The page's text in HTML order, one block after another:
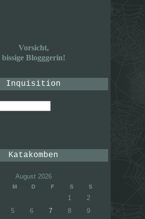
Vorsicht,
bissige Blogggerin!
Inquisition
Katakomben
August 2026
M D F S S
1
2
5 6 7 8
9